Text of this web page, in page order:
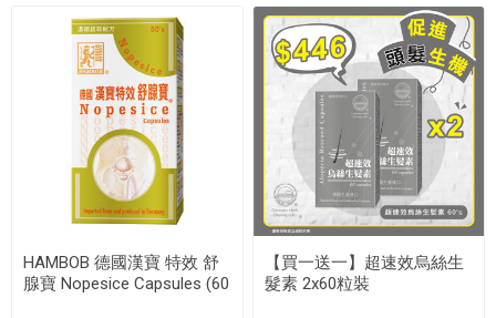
HAMBOB 德國漢寶 特效 舒
腺寶 Nopesice Capsules (60
【買一送一】超速效烏絲生
髮素 2x60粒裝